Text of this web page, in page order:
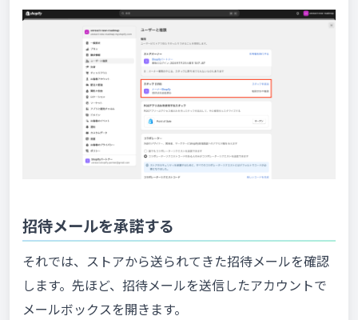
招待メールを承諾する
それでは、ストアから送られてきた招待メールを確認
します。先ほど、招待メールを送信したアカウントで
メールボックスを開きます。